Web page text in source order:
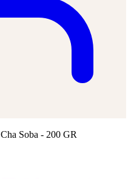
Cha Soba - 200 GR